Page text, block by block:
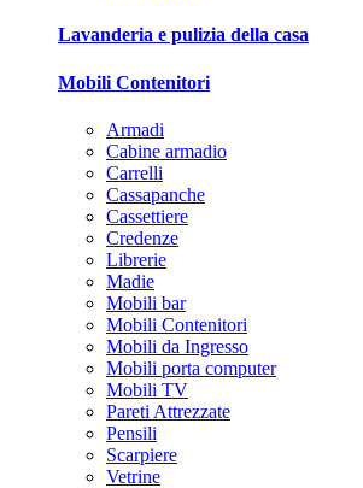
Lavanderia e pulizia della casa
Mobili Contenitori
Armadi
Cabine armadio
Carrelli
Cassapanche
Cassettiere
Credenze
Librerie
Madie
Mobili bar
Mobili Contenitori
Mobili da Ingresso
Mobili porta computer
Mobili TV
Pareti Attrezzate
Pensili
Scarpiere
Vetrine